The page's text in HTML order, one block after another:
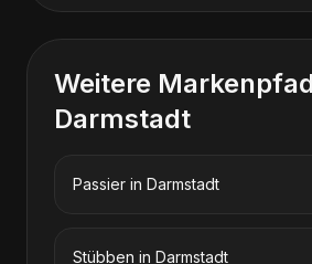
Weitere
Darmstadt
Passier in Darmstadt
Stübben in Darmstadt